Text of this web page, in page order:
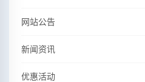
网站公告
新闻资讯
优惠活动